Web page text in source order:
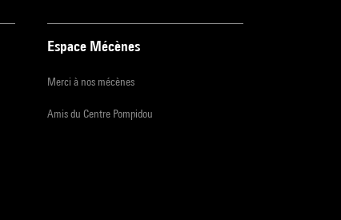
Espace Mécènes
Merci à nos mécènes
Amis du Centre Pompidou